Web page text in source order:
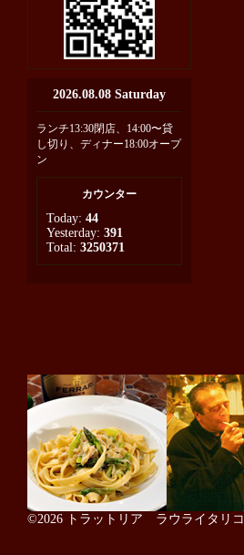
2026.08.08 Saturday
ランチ13:30閉店、14:00〜貸
し切り、ディナー18:00オープ
ン
カウンター
Today: 44
Yesterday: 391
Total: 3250371
©2026 トラットリア ラウライタリコ